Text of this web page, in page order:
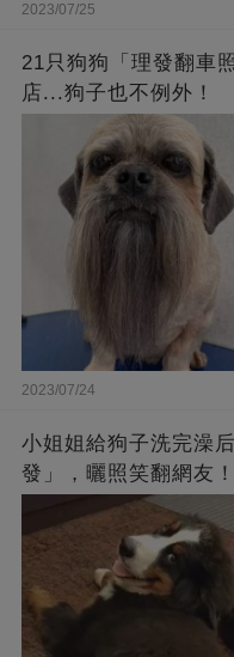
2023/07/25
21只狗狗「理發翻車
店...狗子也不例外！
2023/07/24
小姐姐給狗子洗完澡
發」，曬照笑翻網友！